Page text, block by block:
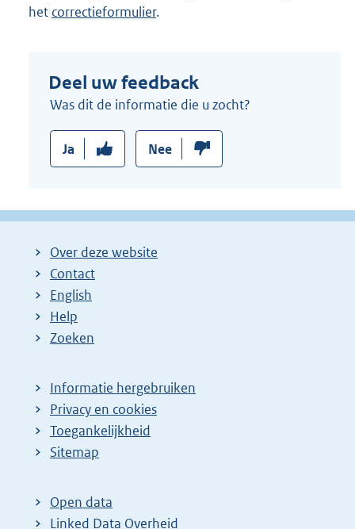
het correctieformulier.
Deel uw feedback
Was dit de informatie die u zocht?
Ja Nee
Over deze website
Contact
English
Help
Zoeken
Informatie hergebruiken
Privacy en cookies
Toegankelijkheid
Sitemap
Open data
Linked Data Overheid